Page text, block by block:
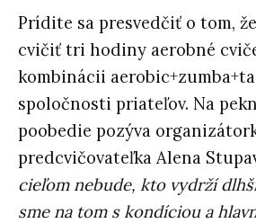
Prídite sa presvedčiť o tom,
cvičiť tri hodiny aerobné
kombinácii
spoločnosti priateľov. Na
poobedie pozýva
predcvičovateľka Alena
cieľom nebude, kto vydrží
sme na tom s kondíciou a